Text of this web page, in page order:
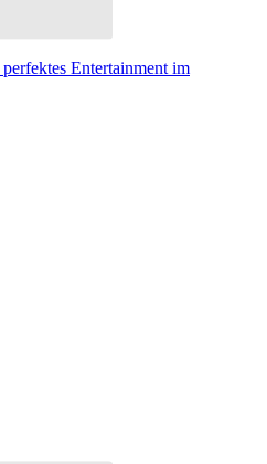
Entertainment im